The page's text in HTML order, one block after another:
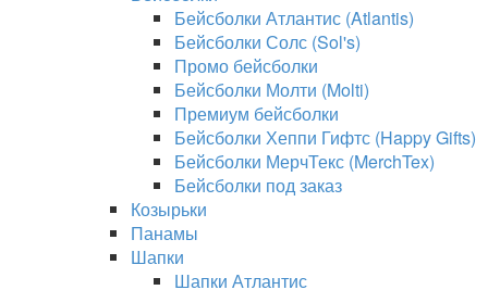
Бейсболки Атлантис (Atlantis)
Бейсболки Солс (Sol's)
Промо бейсболки
Бейсболки Молти (Molti)
Премиум бейсболки
Бейсболки Хеппи Гифтс (Happy Gifts)
Бейсболки МерчТекс (MerchTex)
Бейсболки под заказ
Козырьки
Панамы
Шапки
Шапки Атлантис